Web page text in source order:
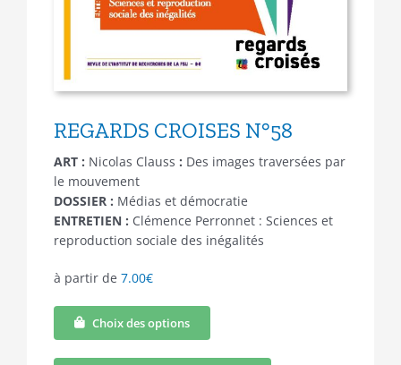
REGARDS CROISES N°58
ART : Nicolas Clauss : Des images traversées par
le mouvement
DOSSIER : Médias et démocratie
ENTRETIEN : Clémence Perronnet : Sciences et
reproduction sociale des inégalités
à partir de 7.00€
Choix des options